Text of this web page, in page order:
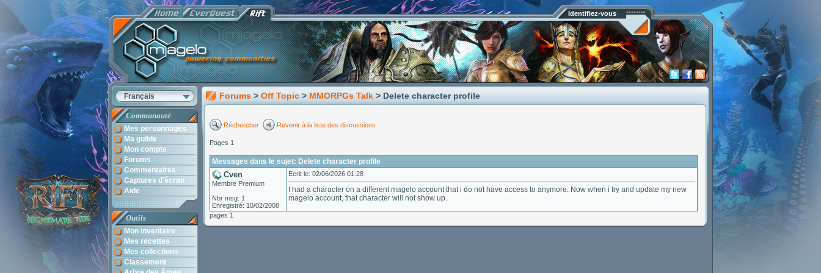
Identifiez-vous
Français
Communauté
Mes personnages
Ma guilde
Mon compte
Forums
Commentaires
Captures d'écran
Aide
Outils
Mon inventaire
Mes recettes
Mes collections
Classement
Forums > Off Topic > MMORPGs Talk > Delete character profile
Rechercher Revenir à la liste des discussions
Pages 1
Messages dans le sujet: Delete character profile
Cven
Membre Premium
Nbr msg: 1
Enregistré: 10/02/2008
Ecrit le: 02/06/2026 01:28
I had a character on a different magelo account that i do not have access to anymore. Now when i try and update my new
magelo account, that character will not show up.
pages 1